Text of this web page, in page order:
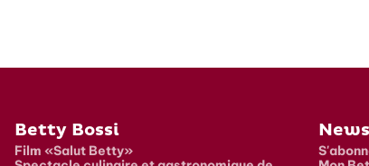
Pied de page
Betty Bossi
Film «Salut Betty»